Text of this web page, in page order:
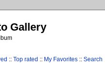
Gallery
:: Top rated :: My Favorites :: Search